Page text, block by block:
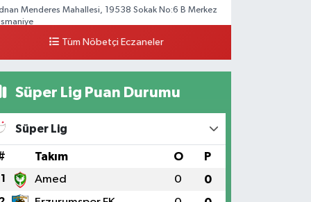
Menderes Mahallesi, 19538 Sokak No:6 B Merkez
0 (328) 802 58 00 Yol Tarifi Al
Tüm Nöbetçi Eczaneler
Süper Lig Puan Durumu
Süper Lig
Takım O P
1 Amed 0 0